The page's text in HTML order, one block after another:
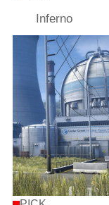
Inferno